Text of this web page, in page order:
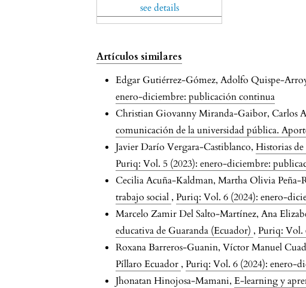
see details
Artículos similares
Edgar Gutiérrez-Gómez, Adolfo Quispe-
enero-diciembre: publicación continua
Christian Giovanny Miranda-Gaibor, Carlos
comunicación de la universidad pública.
Javier Darío Vergara-Castiblanco,Historias
Puriq: Vol. 5 (2023): enero-diciembre:
Cecilia Acuña-Kaldman, Martha Olivia Peña-
trabajo social ,Puriq: Vol. 6 (2024): enero-
Marcelo Zamir Del Salto-Martínez, Ana
educativa de Guaranda (Ecuador) ,Puriq: Vol.
Roxana Barreros-Guanin, Víctor Manuel
Píllaro Ecuador ,Puriq: Vol. 6 (2024): enero-
Jhonatan Hinojosa-Mamani,E-learning y